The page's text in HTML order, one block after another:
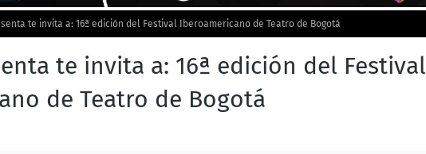
te invita a: 16ª edición del Festival Iberoamericano de Teatro de Bogotá
te invita a: 16ª edición del Festival
de Teatro de Bogotá